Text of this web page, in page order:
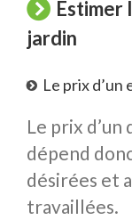
Estimer
jardin
Le prix
Le prix
dépend
désirées et
travaillées.